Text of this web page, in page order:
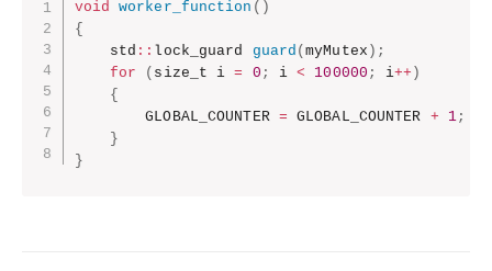
void worker_function ( )
{
    std
:: lock_guard guard (myMutex ) ;
for
( size_t i = 0 ; i < 100000 ; i++ )
{
        GLOBAL_COUNTER
= GLOBAL_COUNTER + 1;
}
}